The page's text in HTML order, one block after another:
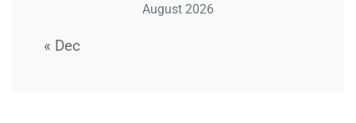
August 2026
« Dec